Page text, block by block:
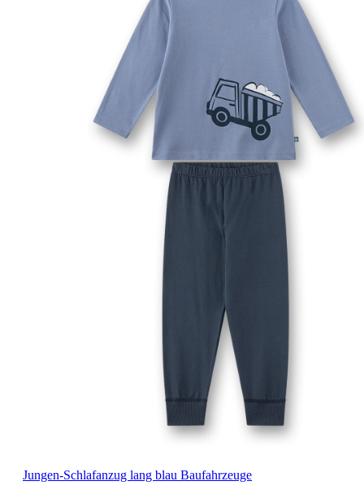
Jungen-Schlafanzug lang blau Baufahrzeuge